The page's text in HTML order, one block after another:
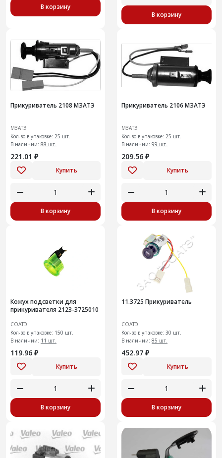
В корзину
В корзину
Прикуриватель 2108 МЗАТЭ
МЗАТЭ
Кол-во в упаковке: 25 шт.
В наличии: 88 шт.
221.01 ₽
Купить
В корзину
Прикуриватель 2106 МЗАТЭ
МЗАТЭ
Кол-во в упаковке: 25 шт.
В наличии: 99 шт.
209.56 ₽
Купить
В корзину
Кожух подсветки для
прикуривателя 2123-3725010
СОАТЭ
Кол-во в упаковке: 150 шт.
В наличии: 11 шт.
119.96 ₽
Купить
В корзину
11.3725 Прикуриватель
СОАТЭ
Кол-во в упаковке: 30 шт.
В наличии: 85 шт.
452.97 ₽
Купить
В корзину